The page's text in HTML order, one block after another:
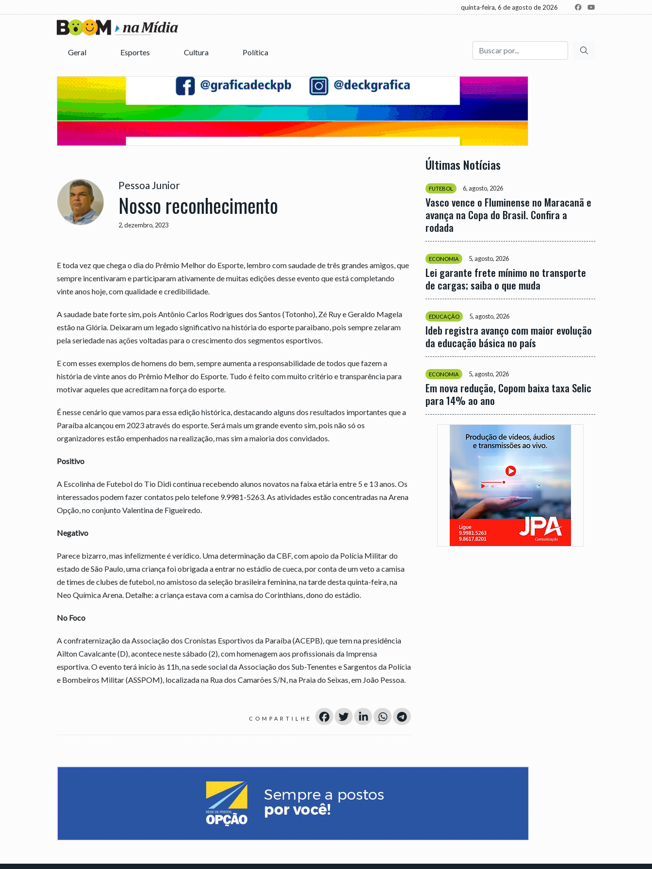
quinta-feira, 6 de agosto de 2026
Geral Esportes Cultura Política
Buscar
Pessoa Junior
Nosso reconhecimento
2, dezembro, 2023
E toda vez que chega o dia do Prêmio Melhor do Esporte, lembro com saudade de três grandes amigos, que
sempre incentivaram e participaram ativamente de muitas edições desse evento que está completando
vinte anos hoje, com qualidade e credibilidade.
A saudade bate forte sim, pois Antônio Carlos Rodrigues dos Santos (Totonho), Zé Ruy e Geraldo Magela
estão na Glória. Deixaram um legado significativo na história do esporte paraibano, pois sempre zelaram
pela seriedade nas ações voltadas para o crescimento dos segmentos esportivos.
E com esses exemplos de homens do bem, sempre aumenta a responsabilidade de todos que fazem a
história de vinte anos do Prêmio Melhor do Esporte. Tudo é feito com muito critério e transparência para
motivar aqueles que acreditam na força do esporte.
É nesse cenário que vamos para essa edição histórica, destacando alguns dos resultados importantes que a
Paraíba alcançou em 2023 através do esporte. Será mais um grande evento sim, pois não só os
organizadores estão empenhados na realização, mas sim a maioria dos convidados.
Positivo
A Escolinha de Futebol do Tio Didi continua recebendo alunos novatos na faixa etária entre 5 e 13 anos. Os
interessados podem fazer contatos pelo telefone 9.9981-5263. As atividades estão concentradas na Arena
Opção, no conjunto Valentina de Figueiredo.
Negativo
Parece bizarro, mas infelizmente é verídico. Uma determinação da CBF, com apoio da Polícia Militar do
estado de São Paulo, uma criança foi obrigada a entrar no estádio de cueca, por conta de um veto a camisa
de times de clubes de futebol, no amistoso da seleção brasileira feminina, na tarde desta quinta-feira, na
Neo Química Arena. Detalhe: a criança estava com a camisa do Corinthians, dono do estádio.
No Foco
A confraternização da Associação dos Cronistas Esportivos da Paraíba (ACEPB), que tem na presidência
Ailton Cavalcante (D), acontece neste sábado (2), com homenagem aos profissionais da Imprensa
esportiva. O evento terá início às 11h, na sede social da Associação dos Sub-Tenentes e Sargentos da Polícia
e Bombeiros Militar (ASSPOM), localizada na Rua dos Camarões S/N, na Praia do Seixas, em João Pessoa.
COMPARTILHE
Últimas Notícias
FUTEBOL 6, agosto, 2026
Vasco vence o Fluminense no Maracanã e
avança na Copa do Brasil. Confira a
rodada
ECONOMIA 5, agosto, 2026
Lei garante frete mínimo no transporte
de cargas; saiba o que muda
EDUCAÇÃO 5, agosto, 2026
Ideb registra avanço com maior evolução
da educação básica no país
ECONOMIA 5, agosto, 2026
Em nova redução, Copom baixa taxa Selic
para 14% ao ano